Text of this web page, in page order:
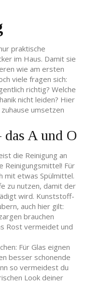
praktische
im Haus. Damit sie
wie am ersten
viele fragen sich:
richtig? Welche
nicht leiden? Hier
umsetzen
A und O
die Reinigung an
Reinigungsmittel! Für
mit etwas Spülmittel.
zu nutzen, damit der
wird. Kunststoff-
auch hier gilt:
brauchen
Rost vermeidet und
Für Glas eignen
besser schonende
so vermeidest du
Look deiner